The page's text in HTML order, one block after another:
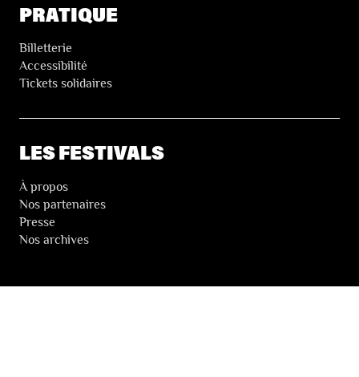
PRATIQUE
Billetterie
Accessibilité
Tickets solidaires
LES FESTIVALS
À propos
Nos partenaires
Presse
Nos archives